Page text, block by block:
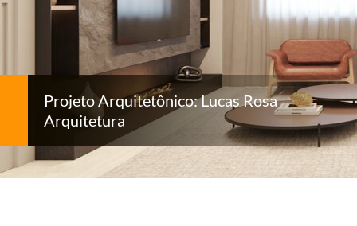
Projeto Arquitetônico: Lucas Rosa
Arquitetura